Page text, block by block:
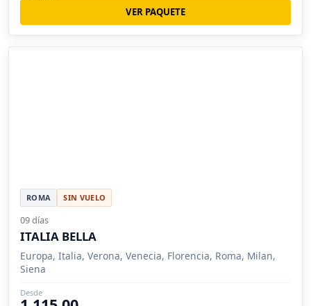
VER PAQUETE
ROMA SIN VUELO
09 días
ITALIA BELLA
Europa, Italia, Verona, Venecia, Florencia, Roma, Milan,
Siena
Desde